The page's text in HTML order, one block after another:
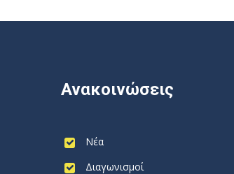
Ανακοινώσεις
Νέα
Διαγωνισμοί